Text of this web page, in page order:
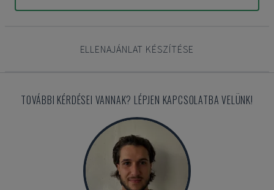
ELLENAJÁNLAT KÉSZÍTÉSE
TOVÁBBI KÉRDÉSEI VANNAK? LÉPJEN KAPCSOLATBA VELÜNK!